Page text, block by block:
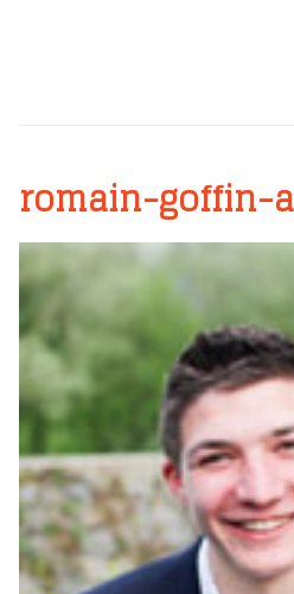
romain-goffin-